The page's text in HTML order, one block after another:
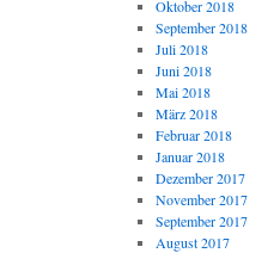
Oktober 2018
September 2018
Juli 2018
Juni 2018
Mai 2018
März 2018
Februar 2018
Januar 2018
Dezember 2017
November 2017
September 2017
August 2017